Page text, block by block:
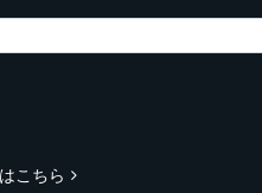
こちら